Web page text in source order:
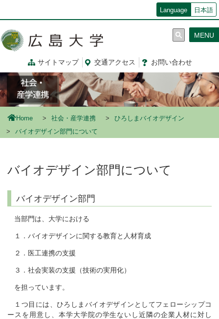
コ
ン
ツ
に
移
動
Language 日本語
サイトマップ 交通アクセス お問い合わせ
MENU
Home 社会・産学連携
ひろしまバイオデザイン
バイオデザイン部門について
バイオデザイン部門について
バイオデザイン部門
当部門は、大学における
１．バイオデザインに関する教育と人材育成
２．医工連携の支援
３．社会実装の支援（技術の実用化）
を担っています。
１つ目には、ひろしまバイオデザインとしてフェローシップコ
ースを用意し、本学大学院の学生ないし近隣の企業人材に対し